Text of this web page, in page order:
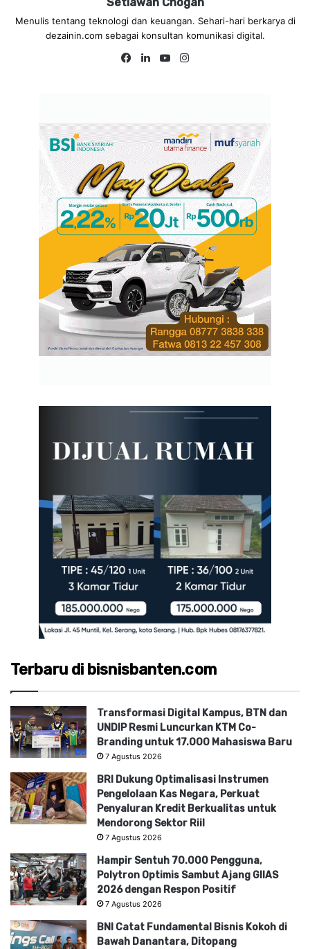
Menulis tentang teknologi dan keuangan. Sehari-hari berkarya di
dezainin.com sebagai konsultan komunikasi digital.
Fa
Lin
Yo
Terbaru di bisnisbanten.com
Transformasi Digital Kampus, BTN dan
UNDIP Resmi Luncurkan KTM Co-
Branding untuk 17.000 Mahasiswa Baru
7 Agustus 2026
BRI Dukung Optimalisasi Instrumen
Pengelolaan Kas Negara, Perkuat
Penyaluran Kredit Berkualitas untuk
Mendorong Sektor Riil
7 Agustus 2026
Hampir Sentuh 70.000 Pengguna,
Polytron Optimis Sambut Ajang GIIAS
2026 dengan Respon Positif
7 Agustus 2026
BNI Catat Fundamental Bisnis Kokoh di
Bawah Danantara, Ditopang